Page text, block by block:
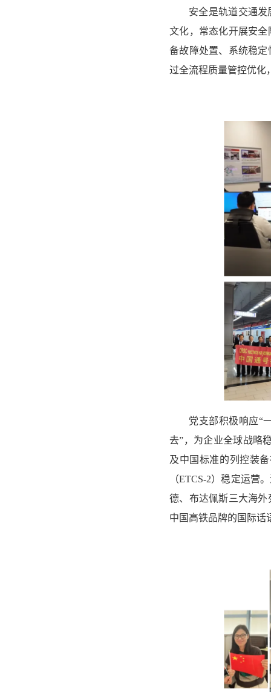
安全是轨道交通
文化，常态化开展安
备故障处置、系统稳
过全流程质量管控优化
党支部积极响应“
去”，为企业全球战略
及中国标准的列控装
（ETCS-2）稳定运营
德、布达佩斯三大海
中国高铁品牌的国际话